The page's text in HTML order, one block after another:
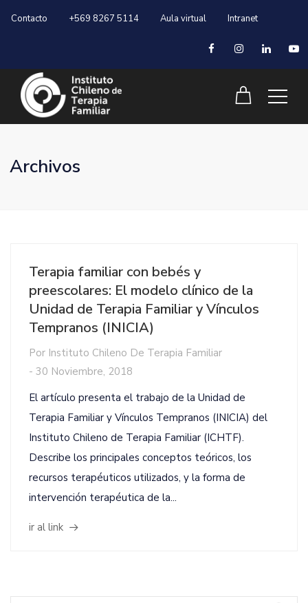
Contacto +569 8267 5114 Aula virtual Intranet
Archivos
Terapia familiar con bebés y
preescolares: El modelo clínico de la
Unidad de Terapia Familiar y Vínculos
Tempranos (INICIA)
Por Instituto Chileno De Terapia Familiar
- 30 Noviembre, 2018
El artículo presenta el trabajo de la Unidad de
Terapia Familiar y Vínculos Tempranos (INICIA) del
Instituto Chileno de Terapia Familiar (ICHTF).
Describe los principales conceptos teóricos, los
recursos terapéuticos utilizados, y la forma de
intervención terapéutica de la...
ir al link